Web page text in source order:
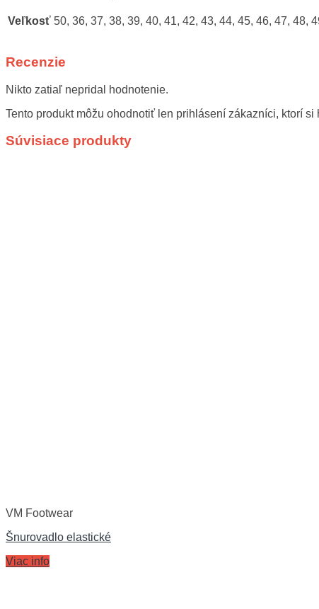
Veľkosť 50, 36, 37, 38, 39, 40, 41, 42, 43, 44, 45, 46, 47, 48,
Recenzie
Nikto zatiaľ nepridal hodnotenie.
Tento produkt môžu ohodnotiť len prihlásení zákazníci, ktorí si
Súvisiace produkty
VM Footwear
Šnurovadlo elastické
Viac info